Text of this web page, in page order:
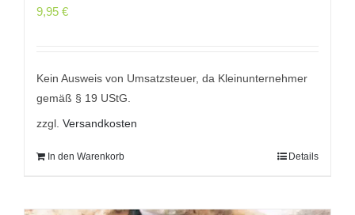
9,95 €
Kein Ausweis von Umsatzsteuer, da Kleinunternehmer
gemäß § 19 UStG.
zzgl. Versandkosten
In den Warenkorb Details